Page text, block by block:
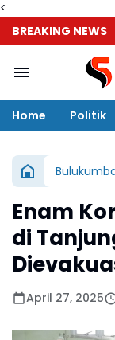
<
BREAKING NEWS
72 Calon
Home Politik
Enam
di
April 27, 2025